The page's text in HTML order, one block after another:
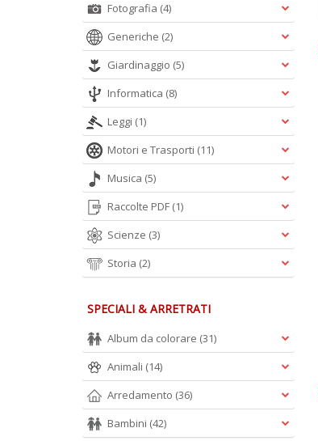
Degli Abissi
Digitale
Gli Ultimi Popoli Della
4.90 € 2.50 €
Fotografia (4)
Generiche (2)
Giardinaggio (5)
Informatica (8)
Leggi (1)
Motori e Trasporti (11)
Musica (5)
Raccolte PDF (1)
Scienze (3)
Storia (2)
SPECIALI & ARRETRATI
Album da colorare (31)
Animali (14)
Arredamento (36)
Bambini (42)